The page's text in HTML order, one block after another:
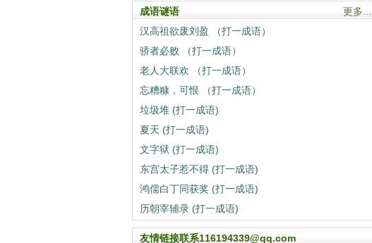
更多...
成语谜语
汉高祖欲废刘盈 （打一成语）
骄者必败 （打一成语）
老人大联欢 （打一成语）
忘糟糠，可恨 （打一成语）
垃圾堆 (打一成语)
夏天 (打一成语)
文字狱 (打一成语)
东宫太子惹不得 (打一成语)
鸿儒白丁同获奖 (打一成语)
历朝宰辅录 (打一成语)
友情链接联系116194339@qq.com